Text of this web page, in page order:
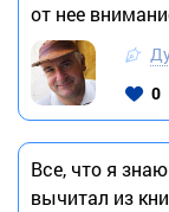
от нее
0
Все, что я
вычитал из